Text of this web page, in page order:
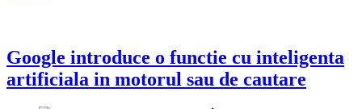
Google introduce o functie cu inteligenta
artificiala in motorul sau de cautare